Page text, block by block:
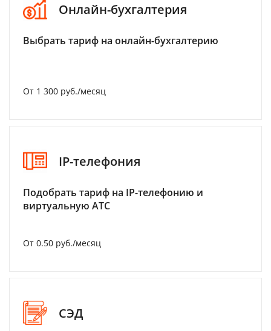
Онлайн-бухгалтерия
Выбрать тариф на онлайн-бухгалтерию
От 1 300 руб./месяц
IP-телефония
Подобрать тариф на IP-телефонию и
виртуальную АТС
От 0.50 руб./месяц
СЭД